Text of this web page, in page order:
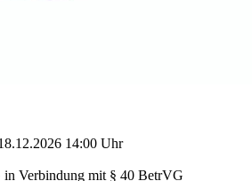
14:00 Uhr
Verbindung mit § 40 BetrVG